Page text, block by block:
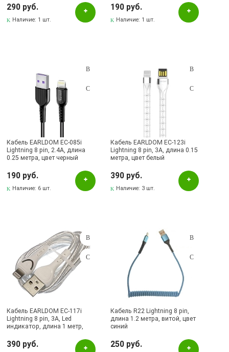
290 руб.
Наличие: 1 шт.
190 руб.
Наличие: 1 шт.
Кабель EARLDOM EC-085i
Lightning 8 pin, 2.4A, длина
0.25 метра, цвет черный
190 руб.
Наличие: 6 шт.
Кабель EARLDOM EC-123i
Lightning 8 pin, 3A, длина 0.15
метра, цвет белый
390 руб.
Наличие: 3 шт.
Кабель EARLDOM EC-117i
Lightning 8 pin, 3A, Led
индикатор, длина 1 метр,
390 руб.
Кабель R22 Lightning 8 pin,
длина 1.2 метра, витой, цвет
синий
250 руб.